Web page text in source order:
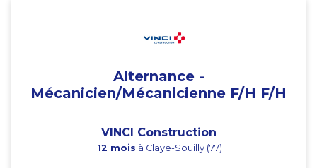
Alternance -
Mécanicien/Mécanicienne F/H F/H
VINCI Construction
12 mois à Claye-Souilly (77)